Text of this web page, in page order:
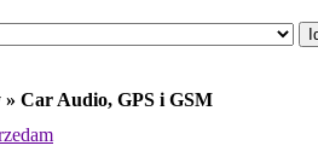
» Car Audio, GPS i GSM